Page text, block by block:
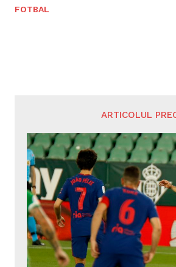
FOTBAL
ARTICOLUL